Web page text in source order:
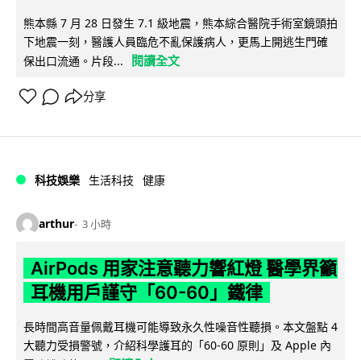
熊本縣 7 月 28 日發生 7.1 級地震，熊本綜合醫院手術室鏡頭拍
下地震一刻，醫護人員臨危不亂保護病人，更馬上開逃生門確
保出口流通。片段...
閱讀全文
分享
科技娛樂 生活科技 健康
arthur 3 小時
AirPods 用家注意聽力響紅燈 醫學界籲
耳機用戶謹守「60-60」鐵律
長時間高音量佩戴耳機可能導致永久性噪音性聽損。本文盤點 4
大聽力受損警號，介紹科學護耳的「60-60 原則」及 Apple 內